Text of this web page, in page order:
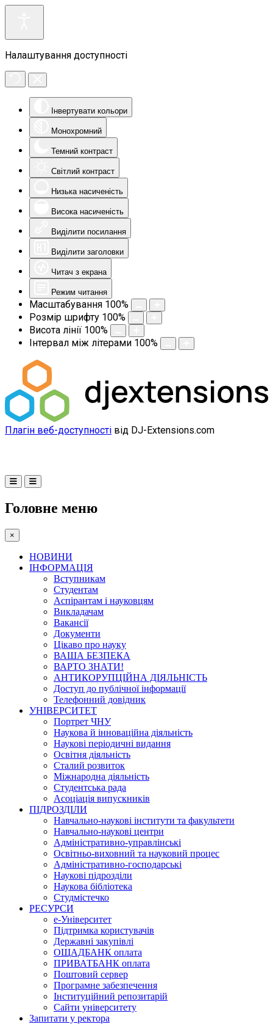
Налаштування доступності
Інвертувати кольори
Монохромний
Темний контраст
Світлий контраст
Низька насиченість
Висока насиченість
Виділити посилання
Виділити заголовки
Читач з екрана
Режим читання
Масштабування 100%
Розмір шрифту 100%
Висота лінії 100%
Інтервал між літерами 100%
Плагін веб-доступності від DJ-Extensions.com
Головне меню
×
НОВИНИ
ІНФОРМАЦІЯ
Вступникам
Студентам
Аспірантам і науковцям
Викладачам
Вакансії
Документи
Цікаво про науку
ВАША БЕЗПЕКА
ВАРТО ЗНАТИ!
АНТИКОРУПЦІЙНА ДІЯЛЬНІСТЬ
Доступ до публічної інформації
Телефонний довідник
УНІВЕРСИТЕТ
Портрет ЧНУ
Наукова й інноваційна діяльність
Наукові періодичні видання
Освітня діяльність
Сталий розвиток
Міжнародна діяльність
Студентська рада
Асоціація випускників
ПІДРОЗДІЛИ
Навчально-наукові інститути та факультети
Навчально-наукові центри
Адміністративно-управлінські
Освітньо-виховний та науковий процес
Адміністративно-господарські
Наукові підрозділи
Наукова бібліотека
Студмістечко
РЕСУРСИ
е-Університет
Підтримка користувачів
Державні закупівлі
ОЩАДБАНК оплата
ПРИВАТБАНК оплата
Поштовий сервер
Програмне забезпечення
Інституційний репозитарій
Сайти університету
Запитати у ректора